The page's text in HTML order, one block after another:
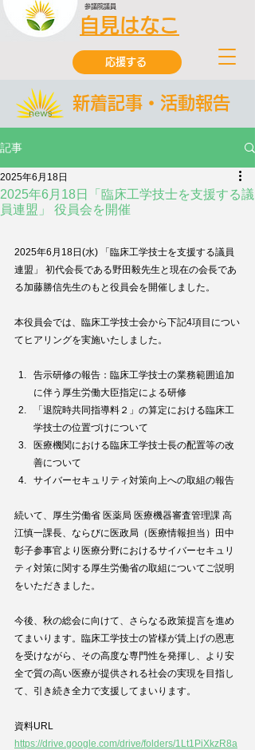
自見はなこ
参議院議員
応援する
新着記事・活動報告
記事
2025年6月18日「臨床工学技士を支援する議
員連盟」 役員会を開催
2025年6月18日
2025年6月18日(水) 「臨床工学技士を支援する議員
連盟」 初代会長である野田毅先生と現在の会長であ
る加藤勝信先生のもと役員会を開催しました。
本役員会では、臨床工学技士会から下記4項目につい
てヒアリングを実施いたしました。
告示研修の報告：臨床工学技士の業務範囲追加
に伴う厚生労働大臣指定による研修
「退院時共同指導料２」の算定における臨床工
学技士の位置づけについて
医療機関における臨床工学技士長の配置等の改
善について
サイバーセキュリティ対策向上への取組の報告
続いて、厚生労働省 医薬局 医療機器審査管理課 高
江慎一課長、ならびに医政局（医療情報担当）田中
彰子参事官より医療分野におけるサイバーセキュリ
ティ対策に関する厚生労働省の取組についてご説明
をいただきました。
今後、秋の総会に向けて、さらなる政策提言を進め
てまいります。臨床工学技士の皆様が賃上げの恩恵
を受けながら、その高度な専門性を発揮し、より安
全で質の高い医療が提供される社会の実現を目指し
て、引き続き全力で支援してまいります。
資料URL
https://drive.google.com/drive/folders/1Lt1PiXkzR8a